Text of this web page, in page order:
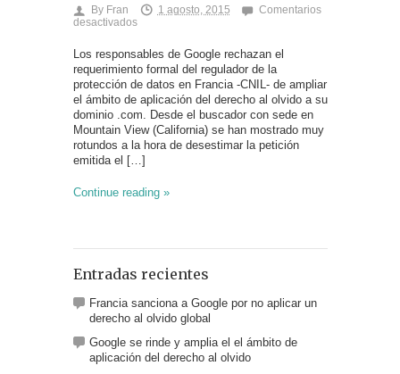
By Fran 1 agosto, 2015
Comentarios
desactivadosen
dice
no
al
derecho
al
olvido
global
Los responsables de Google rechazan el
requerimiento formal del regulador de la
protección de datos en Francia -CNIL- de ampliar
el ámbito de aplicación del derecho al olvido a su
dominio .com. Desde el buscador con sede en
Mountain View (California) se han mostrado muy
rotundos a la hora de desestimar la petición
emitida el […]
Continue reading »
Entradas recientes
Francia sanciona a Google por no aplicar un
derecho al olvido global
Google se rinde y amplia el el ámbito de
aplicación del derecho al olvido